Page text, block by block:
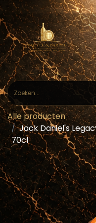
Alle producten
Jack Daniel's
70cl